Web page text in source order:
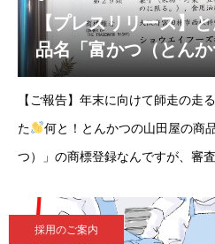
【プレスリリース】
品名「富かつ（とん
認証されました！
【ご報告】年末に向けて師走の走
た
何と！とんかつの山田屋の商
つ）」の商標登録なんですが、審
来ていただいてるお客様あっての
採用のご案内